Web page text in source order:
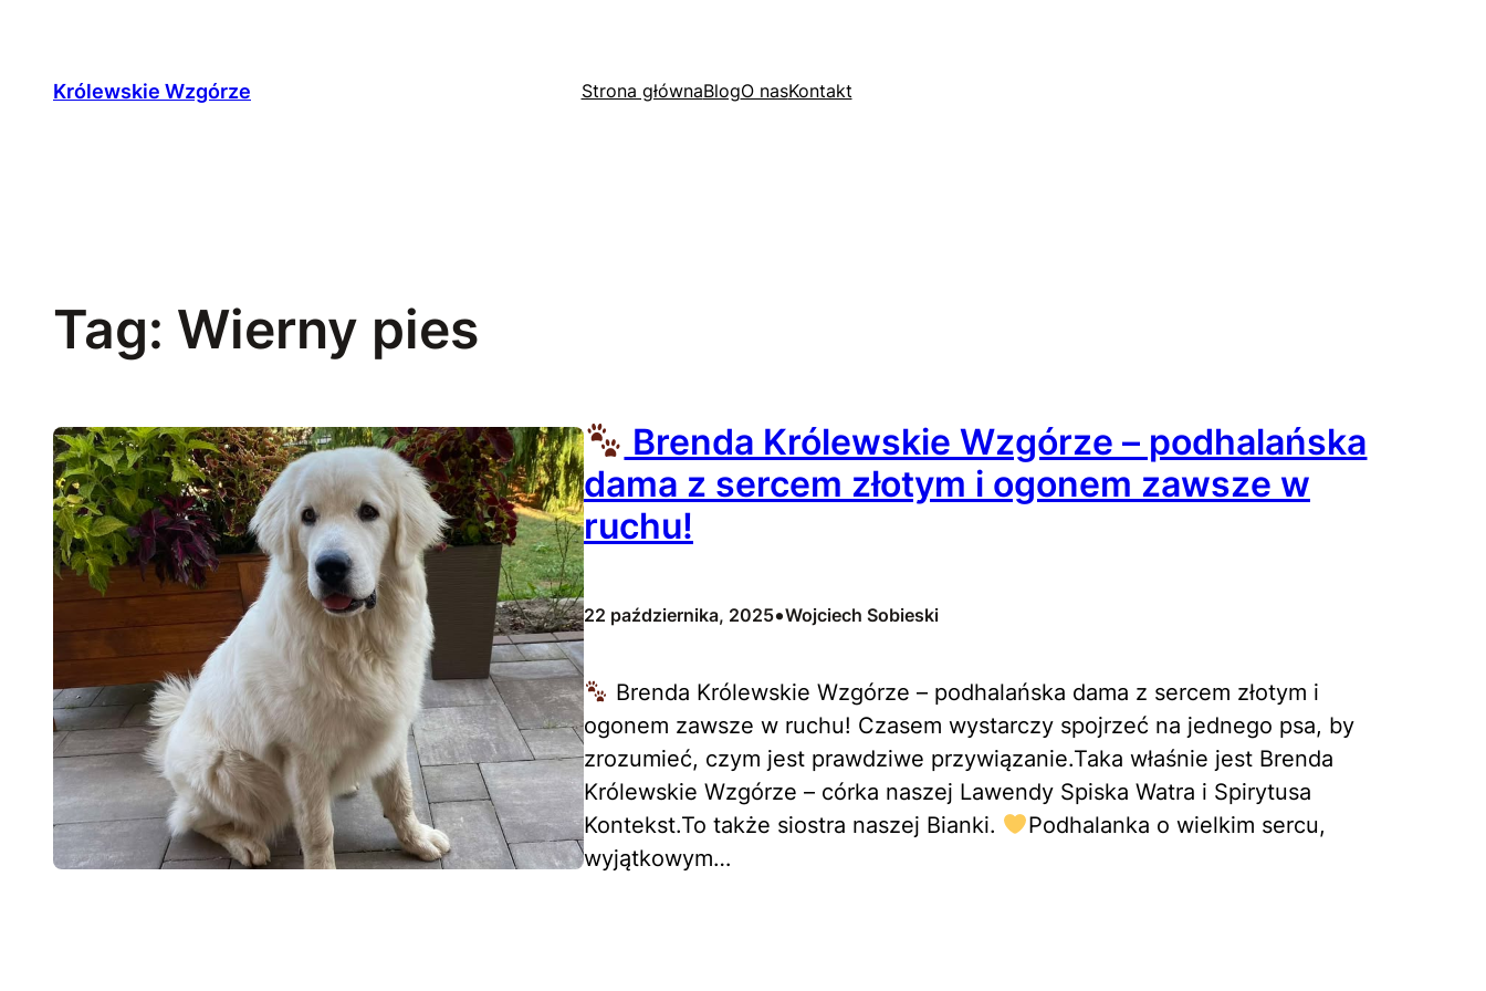
treściKrólewskie Wzgórze Strona głównaBlogO nasKontakt
Tag: Wierny pies
Brenda Królewskie Wzgórze – podhalańska
dama z sercem złotym i ogonem zawsze w
ruchu!
22 października, 2025•Wojciech Sobieski
Brenda Królewskie Wzgórze – podhalańska dama z sercem złotym i
ogonem zawsze w ruchu! Czasem wystarczy spojrzeć na jednego psa, by
zrozumieć, czym jest prawdziwe przywiązanie.Taka właśnie jest Brenda
Królewskie Wzgórze – córka naszej Lawendy Spiska Watra i Spirytusa
Kontekst.To także siostra naszej Bianki.
Podhalanka o wielkim sercu,
wyjątkowym…